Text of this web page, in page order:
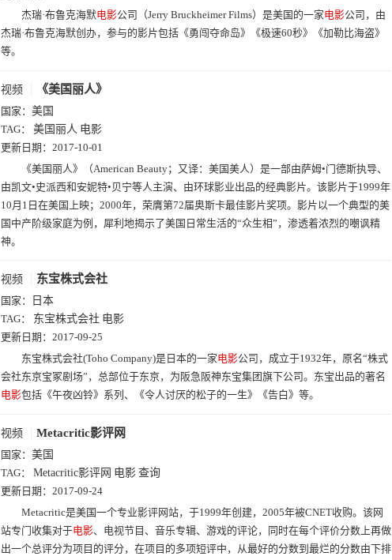
杰瑞·布鲁克海默电影公司（Jerry Bruckheimer Films）是美国的一家电影公司，由
杰瑞·布鲁克海默创办，参与的影片包括《勇闯夺命岛》《极速60秒》《加勒比海盗》
等。
视频 《美国丽人》
国家： 美国
TAG： 美国丽人 电影
更新日期： 2017-10-01
《美国丽人》（American Beauty；又译：美国美人）是一部由萨姆•门德斯执导、
由凯文•史派西和安妮特•贝宁等人主演、由环球影业出品的经典影片。该影片于1999年
10月1日在美国上映；2000年，荣膺第72届奥斯卡最佳影片奖项。影片以一个典型的美
国中产阶级家庭为例，犀利地揭示了美国日常生活的“众生相”，渗透着浓烈的嘲讽精
神。
视频 东宝株式会社
国家：
日本
TAG： 东宝株式会社 电影
更新日期： 2017-09-25
东宝株式会社(Toho Company)是日本的一家电影公司，成立于1932年，原名“株式
会社东京宝冢剧场”，总部位于东京，为阪急阪神东宝集团旗下公司。东宝出品的著名
电影包括《午夜凶铃》系列、《令人讨厌的松子的一生》《告白》等。
视频 Metacritic影评网
国家： 美国
TAG： Metacritic影评网 电影 查询
更新日期： 2017-09-24
Metacritic是美国一个专业影评网站，于1999年创建，2005年被CNET收购。该网
站专门收集对于电影、电视节目、音乐专辑、游戏的评论，同时在每个评价分数上再做
出一个总评分为项目的评分，在项目的多项短评中，从最好的分数到最烂的分数由下排